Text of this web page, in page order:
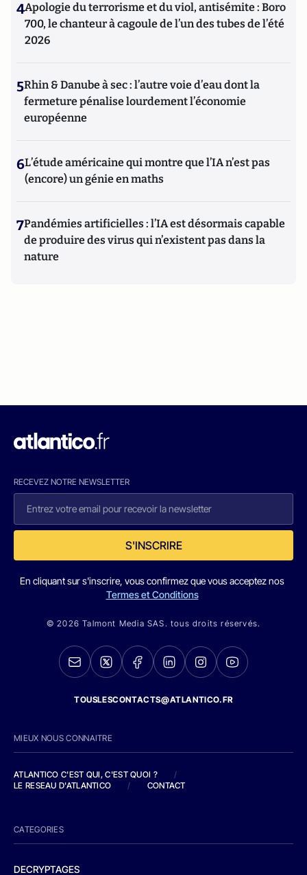
4Apologie du terrorisme et du viol, antisémite : Boro
700, le chanteur à cagoule de l’un des tubes de l’été
2026
5Rhin & Danube à sec : l’autre voie d’eau dont la
fermeture pénalise lourdement l’économie
européenne
6L’étude américaine qui montre que l’IA n’est pas
(encore) un génie en maths
7Pandémies artificielles : l’IA est désormais capable
de produire des virus qui n’existent pas dans la
nature
RECEVEZ NOTRE NEWSLETTER
S'INSCRIRE
En cliquant sur s'inscrire, vous confirmez que vous acceptez nos
Termes et Conditions
© 2026 Talmont Media SAS. tous droits réservés.
TOUSLESCONTACTS@ATLANTICO.FR
MIEUX NOUS CONNAITRE
ATLANTICO C'EST QUI, C'EST QUOI ?
/
LE RESEAU D'ATLANTICO
/ CONTACT
CATEGORIES
DECRYPTAGES